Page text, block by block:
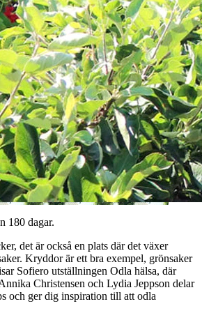
180 dagar.
det är också en plats där det växer
Kryddor är ett bra exempel, grönsaker
Sofiero utställningen Odla hälsa, där
Christensen och Lydia Jeppson delar
och ger dig inspiration till att odla